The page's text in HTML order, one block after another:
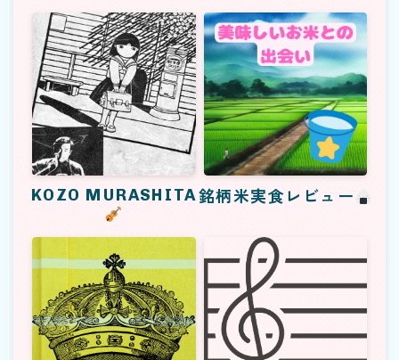
KOZO MURASHITA銘柄米実食レビュー